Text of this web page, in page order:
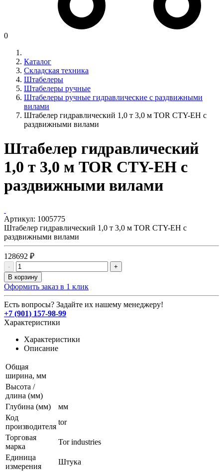
0
Каталог
Складская техника
Штабелеры
Штабелеры ручные
Штабелеры ручные гидравлические с раздвижными
вилами
Штабелер гидравлический 1,0 т 3,0 м TOR CTY-EH с
раздвижными вилами
Штабелер гидравлический
1,0 т 3,0 м TOR CTY-EH с
раздвижными вилами
Артикул: 1005775
Штабелер гидравлический 1,0 т 3,0 м TOR CTY-EH с
раздвижными вилами
128692 ₽
-
+
В корзину
Оформить заказ в 1 клик
Есть вопросы? Задайте их нашему менеджеру!
+7 (901) 157-98-99
Характеристики
Характеристики
Описание
Общая
ширина, мм
Высота /
длина (мм)
Глубина (мм)
мм
Код
производителя
tor
Торговая
марка
Tor industries
Единица
измерения
Штука